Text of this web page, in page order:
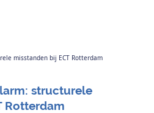
structurele
Rotterdam